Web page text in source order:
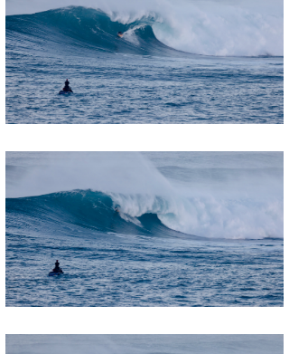
上條将美
唐澤予報士
SancheZ
ゴン
wanda
予報士 hiro.
banpaku
Mr.K